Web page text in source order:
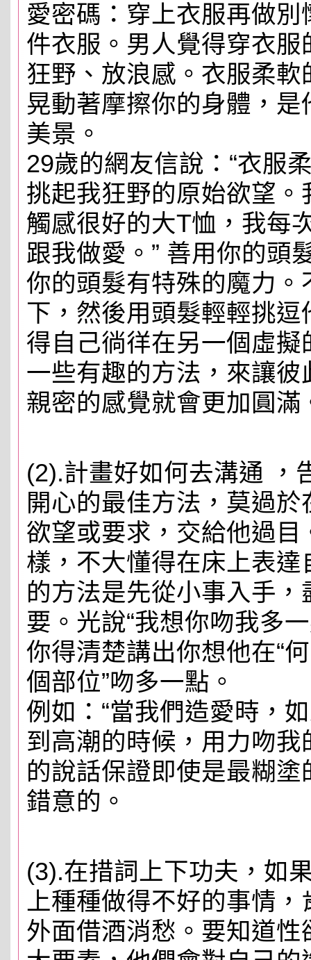
愛密碼：穿上衣服再做
件衣服。男人覺得穿衣
狂野、放浪感。衣服柔
晃動著摩擦你的身體，
美景。
29歲的網友信說：“衣服
挑起我狂野的原始欲望
觸感很好的大T恤，我每
跟我做愛。” 善用你的頭
你的頭髮有特殊的魔力。
下，然後用頭髮輕輕挑
得自己徜徉在另一個虛
一些有趣的方法，來讓彼
親密的感覺就會更加圓滿
(2).計畫好如何去溝通 ，
開心的最佳方法，莫過
欲望或要求，交給他過目
樣，不大懂得在床上表
的方法是先從小事入手
要。光說“我想你吻我多
你得清楚講出你想他在“
個部位”吻多一點。
例如：“當我們造愛時，
到高潮的時候，用力吻我
的說話保證即使是最糊
錯意的。
(3).在措詞上下功夫，如
上種種做得不好的事情
外面借酒消愁。要知道